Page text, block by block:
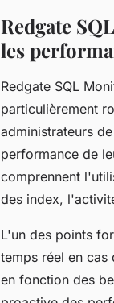
Redgate
les
Redgate SQL
particulièrement
administrateurs
performance de
comprennent
des index,
L'un des points
temps réel en cas
en fonction des